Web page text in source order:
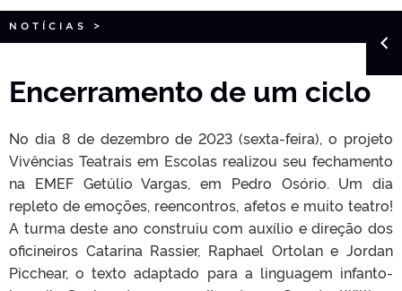
INTERNACIONAL
NOTÍCIAS >
Encerramento de um ciclo
No dia 8 de dezembro de 2023 (sexta-feira), o projeto
Vivências Teatrais em Escolas realizou seu fechamento
na EMEF Getúlio Vargas, em Pedro Osório. Um dia
repleto de emoções, reencontros, afetos e muito teatro!
A turma deste ano construiu com auxílio e direção dos
oficineiros Catarina Rassier, Raphael Ortolan e Jordan
Picchear, o texto adaptado para a linguagem infanto-